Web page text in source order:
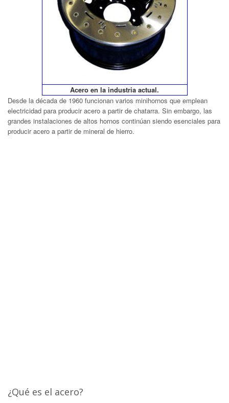
Acero en la industria actual.
Desde la década de 1960 funcionan varios minihornos que emplean
electricidad para producir acero a partir de chatarra. Sin embargo, las
grandes instalaciones de altos hornos continúan siendo esenciales para
producir acero a partir de mineral de hierro.
¿Qué es el acero?